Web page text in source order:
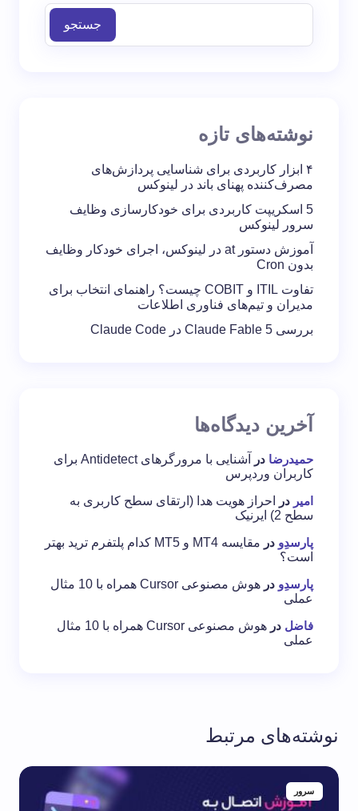
جستجو
نوشته‌های تازه
۴ ابزار کاربردی برای شناسایی پردازش‌های
مصرف‌کننده پهنای باند در لینوکس
5 اسکریپت کاربردی برای خودکارسازی وظایف
سرور لینوکس
آموزش دستور at در لینوکس، اجرای خودکار وظایف
بدون Cron
تفاوت ITIL و COBIT چیست؟ راهنمای انتخاب برای
مدیران و تیم‌های فناوری اطلاعات
بررسی Claude Fable 5 در Claude Code
آخرین دیدگاه‌ها
حمیدرضا در
آشنایی با مرورگرهای Antidetect برای
کاربران وردپرس
امیر در
احراز هویت هدا (ارتقای سطح کاربری به
سطح 2) ایرنیک
پارسدِو در
مقایسه MT4 و MT5 کدام پلتفرم ترید بهتر
است؟
پارسدِو در
هوش مصنوعی Cursor همراه با 10 مثال
عملی
فاضل در
هوش مصنوعی Cursor همراه با 10 مثال
عملی
نوشته‌های مرتبط
سرور